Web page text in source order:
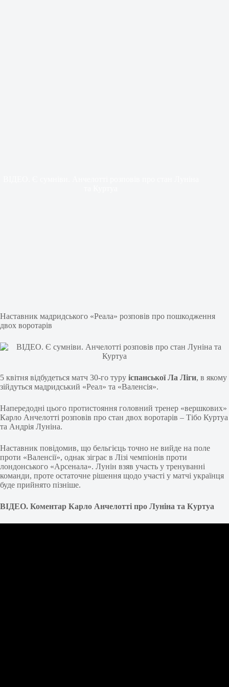
Наставник мадридського «Реала» розповів про пошкодження
двох воротарів
5 квітня відбудеться матч 30-го туру іспанської Ла Ліги, в якому
зійдуться мадридський «Реал» та «Валенсія».
Напередодні цього протистояння головний тренер «вершкових»
Карло Анчелотті розповів про стан двох воротарів – Тібо Куртуа
та Андрія Луніна.
Наставник повідомив, що бельгієць точно не вийде на поле
проти «Валенсії», однак зіграє в Лізі чемпіонів проти
лондонського «Арсенала». Лунін взяв участь у тренуванні
команди, проте остаточне рішення щодо участі у матчі українця
буде прийнято пізніше.
ВІДЕО. Коментар Карло Анчелотті про Луніна та Куртуа